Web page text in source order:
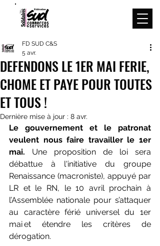
DEFENDONS LE 1ER MAI FERIE,
CHOME ET PAYE POUR TOUTES
ET TOUS !
FD SUD C&S
5 avr.
Dernière mise à jour : 8 avr.
Le gouvernement et le patronat
veulent nous faire travailler le 1er
mai. Une proposition de loi sera
débattue à l'initiative du groupe
Renaissance (macroniste), appuyé par
LR et le RN, le 10 avril prochain à
l’Assemblée nationale pour s’attaquer
au caractère férié universel du 1er
mai et étendre les critères de
dérogation.